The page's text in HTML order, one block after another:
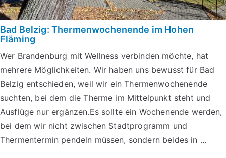
Bad Belzig: Thermenwochenende im Hohen
Fläming
Wer Brandenburg mit Wellness verbinden möchte, hat
mehrere Möglichkeiten. Wir haben uns bewusst für Bad
Belzig entschieden, weil wir ein Thermenwochenende
suchten, bei dem die Therme im Mittelpunkt steht und
Ausflüge nur ergänzen.Es sollte ein Wochenende werden,
bei dem wir nicht zwischen Stadtprogramm und
Thermentermin pendeln müssen, sondern beides in ...